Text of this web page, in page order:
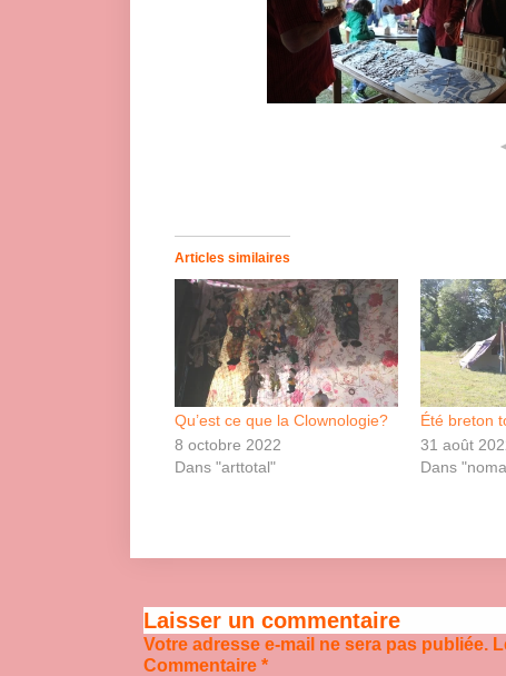
Articles similaires
Qu’est ce que la Clownologie?
8 octobre 2022
Dans "arttotal"
Été breton
31 août
Dans
Laisser un commentaire
Votre adresse e-mail ne sera pas publiée.
Commentaire *